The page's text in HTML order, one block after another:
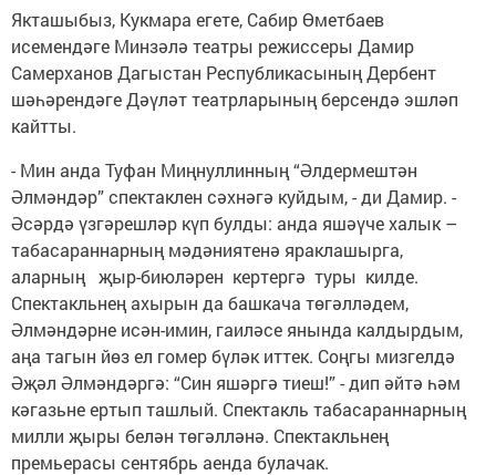
Якташыбыз, Кукмара егете, Сабир Өметбаев
исемендәге Минзәлә театры режиссеры Дамир
Самерханов Дагыстан Республикасының Дербент
шәһәрендәге Дәүләт театрларының берсендә эшләп
кайтты.
- Мин анда Туфан Миңнуллинның “Әлдермештән
Әлмәндәр” спектаклен сәхнәгә куйдым, - ди Дамир. -
Әсәрдә үзгәрешләр күп булды: анда яшәүче халык –
табасараннарның мәдәниятенә яраклашырга,
аларның җыр-биюләрен кертергә туры килде.
Спектакльнең ахырын да башкача төгәлләдем,
Әлмәндәрне исән-имин, гаиләсе янында калдырдым,
аңа тагын йөз ел гомер бүләк иттек. Соңгы мизгелдә
Әҗәл Әлмәндәргә: “Син яшәргә тиеш!” - дип әйтә һәм
кәгазьне ертып ташлый. Спектакль табасараннарның
милли җыры белән төгәлләнә. Спектакльнең
премьерасы сентябрь аенда булачак.